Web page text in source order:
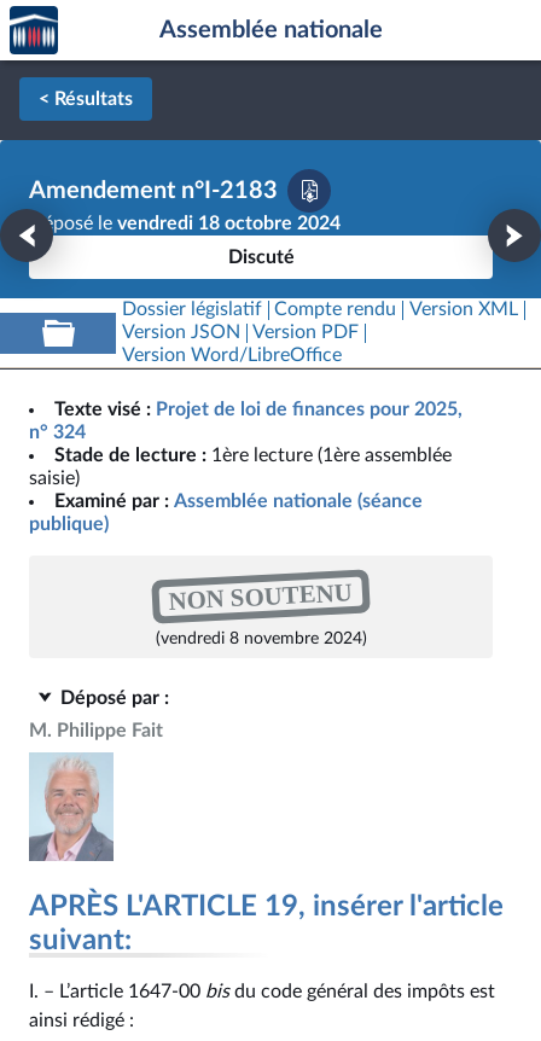
Aller au contenu
Aller en bas de la page
Accèder
à la
page
d'accueil
Assemblée nationale
< Résultats
Amendement n°I-2183
Déposé le vendredi 18 octobre 2024
Discuté
Dossier législatif Compte rendu
Version XML
Version JSON
Version PDF
Version Word/LibreOffice
Texte visé : Projet de loi de finances pour 2025,
n° 324
Stade de lecture : 1ère lecture (1ère assemblée
saisie)
Examiné par : Assemblée nationale (séance
publique)
NON SOUTENU
(vendredi 8 novembre 2024)
Déposé par :
M. Philippe Fait
APRÈS L'ARTICLE 19, insérer l'article
suivant:
I. – L’article 1647‑00 bisdu code général des impôts est
ainsi rédigé :